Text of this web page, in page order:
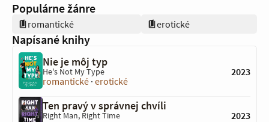
Populárne žánre
romantické erotické
Napísané knihy
Nie je môj typ
He's Not My Type
romantické · erotické
2023
Ten pravý v správnej chvíli
Right Man, Right Time 2023